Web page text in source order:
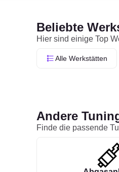
Beliebte
Hier sind einige Top
Alle Werkstätten
Andere
Finde die passende